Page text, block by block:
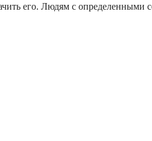
его. Людям с определенными